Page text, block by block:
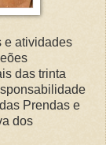
atividades
das trinta
Prendas e
dos